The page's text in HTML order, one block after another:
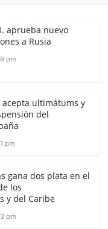
aprueba nuevo
a Rusia
pm
ultimátums y
del
pm
gana dos plata en el
los
y del Caribe
pm